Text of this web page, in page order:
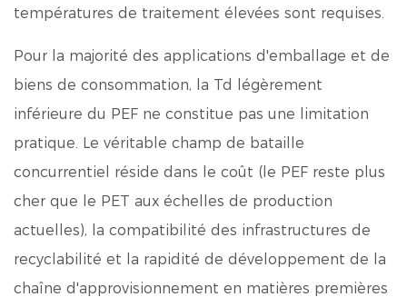
températures de traitement élevées sont requises.
Pour la majorité des applications d'emballage et de
biens de consommation, la Td légèrement
inférieure du PEF ne constitue pas une limitation
pratique. Le véritable champ de bataille
concurrentiel réside dans le coût (le PEF reste plus
cher que le PET aux échelles de production
actuelles), la compatibilité des infrastructures de
recyclabilité et la rapidité de développement de la
chaîne d'approvisionnement en matières premières